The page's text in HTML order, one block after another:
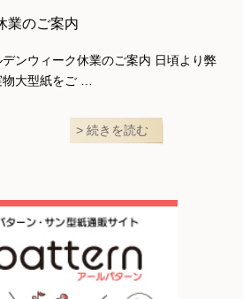
業のご案内
デンウィーク休業のご案内 日頃より弊
物大型紙をご …
続きを読む